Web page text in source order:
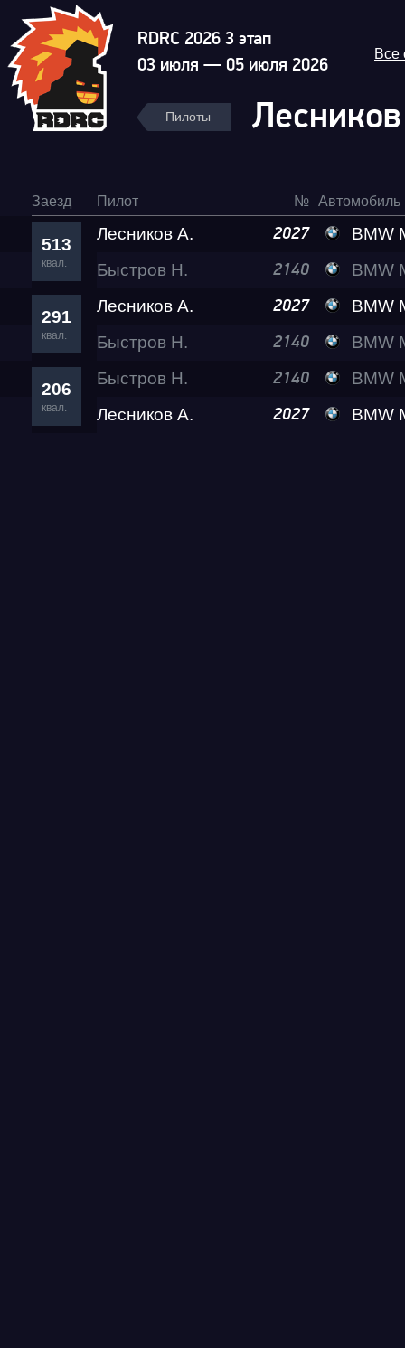
RDRC 2026 3 этап
03 июля — 05 июля 2026
Все
Пилоты
Заезд Пилот № Автомобиль
513
квал.
Лесников А. 2027
BMW M5
Быстров Н.
2140 BMW
291
квал.
Лесников А. 2027
BMW M5
Быстров Н.
2140 BMW
206
квал.
Быстров Н. 2140
BMW
Лесников А.
2027 BMW M5